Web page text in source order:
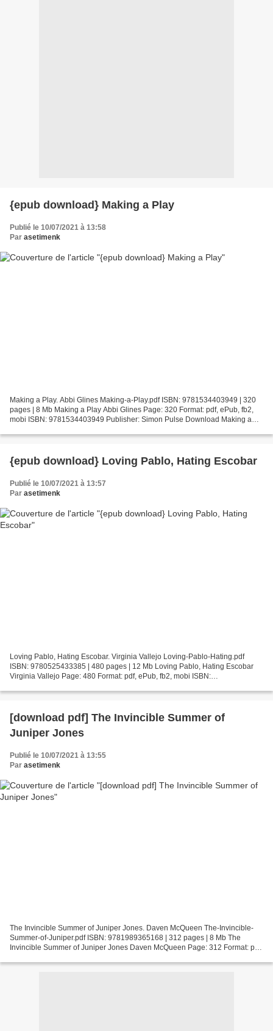
{epub download} Making a Play
Publié le 10/07/2021 à 13:58
Par asetimenk
Making a Play. Abbi Glines Making-a-Play.pdf ISBN: 9781534403949 | 320
pages | 8 Mb Making a Play Abbi Glines Page: 320 Format: pdf, ePub, fb2,
mobi ISBN: 9781534403949 Publisher: Simon Pulse Download Making a
{epub download} Loving Pablo, Hating Escobar
Publié le 10/07/2021 à 13:57
Par asetimenk
Loving Pablo, Hating Escobar. Virginia Vallejo Loving-Pablo-Hating.pdf
ISBN: 9780525433385 | 480 pages | 12 Mb Loving Pablo, Hating Escobar
Virginia Vallejo Page: 480 Format: pdf, ePub, fb2, mobi ISBN:
[download pdf] The Invincible Summer of
Juniper Jones
Publié le 10/07/2021 à 13:55
Par asetimenk
The Invincible Summer of Juniper Jones. Daven McQueen The-Invincible-
Summer-of-Juniper.pdf ISBN: 9781989365168 | 312 pages | 8 Mb The
Invincible Summer of Juniper Jones Daven McQueen Page: 312 Format: pdf,